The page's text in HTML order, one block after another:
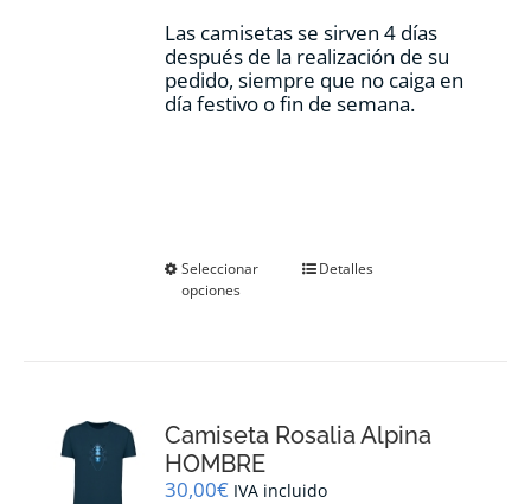
Las camisetas se sirven 4 días
después de la realización de su
pedido, siempre que no caiga en
día festivo o fin de semana.
Seleccionar
opciones
Este
se
elegir
Detalles
Camiseta Rosalia Alpina
HOMBRE
30,00€ IVA incluido